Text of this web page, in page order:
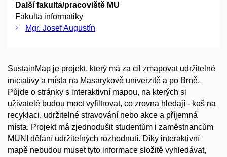
Další fakulta/pracoviště MU
Fakulta informatiky
Mgr. Josef Augustín
SustainMap je projekt, který má za cíl zmapovat udržitelné
iniciativy a místa na Masarykově univerzitě a po Brně.
Půjde o stránky s interaktivní mapou, na kterých si
uživatelé budou moct vyfiltrovat, co zrovna hledají - koš na
recyklaci, udržitelné stravování nebo akce a příjemná
místa. Projekt má zjednodušit studentům i zaměstnancům
MUNI dělání udržitelných rozhodnutí. Díky interaktivní
mapě nebudou muset tyto informace složitě vyhledávat,